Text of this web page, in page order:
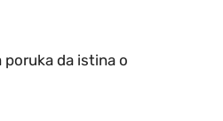
da istina o